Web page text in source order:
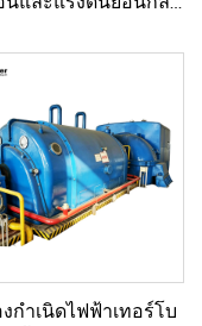
ตต์ ใหม่/ใช้แล้ว พร้อม
ฟ้า สำหรับโรงไฟฟ้า
งกำเนิดไฟฟ้าเทอร์โบ